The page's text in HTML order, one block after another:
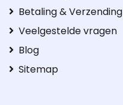
Betaling & Verzending
Veelgestelde vragen
Blog
Sitemap